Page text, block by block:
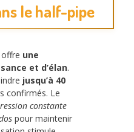
le half-pipe
une
et d’élan.
jusqu’à 40
confirmés. Le
constante
pour maintenir